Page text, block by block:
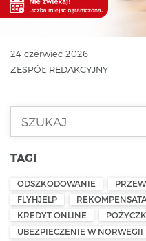
24 czerwiec 2026
ZESPÓŁ REDAKCYJNY
TAGI
ODSZKODOWANIE
FLYHJELP
KREDYT ONLINE
UBEZPIECZENIE W NORWEGII